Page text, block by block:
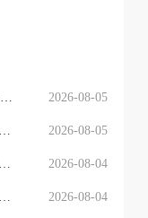
2026-08-05
2026-08-05
2026-08-04
2026-08-04